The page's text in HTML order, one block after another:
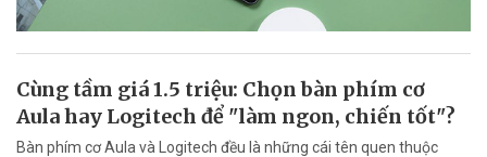
Cùng tầm giá 1.5 triệu: Chọn bàn phím cơ
Aula hay Logitech để "làm ngon, chiến tốt"?
Bàn phím cơ Aula và Logitech đều là những cái tên quen thuộc